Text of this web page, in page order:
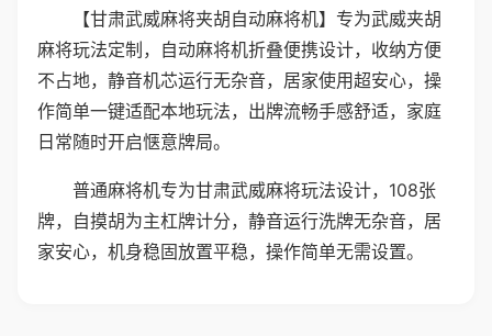
【甘肃武威麻将夹胡自动麻将机】专为武威夹胡
麻将玩法定制，自动麻将机折叠便携设计，收纳方便
不占地，静音机芯运行无杂音，居家使用超安心，操
作简单一键适配本地玩法，出牌流畅手感舒适，家庭
日常随时开启惬意牌局。
普通麻将机专为甘肃武威麻将玩法设计，108张
牌，自摸胡为主杠牌计分，静音运行洗牌无杂音，居
家安心，机身稳固放置平稳，操作简单无需设置。